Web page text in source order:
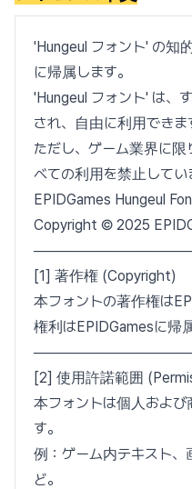
'Hungeul フォント' の知
に帰属します。
'Hungeul フォント' は、
され、自由に利用できま
ただし、ゲーム業界に
べての利用を禁止してい
EPIDGames Hungeul
Copyright © 2025
[1] 著作権 (Copyright)
本フォントの著作権は
権利はEPIDGamesに帰
[2] 使用許諾範囲
本フォントは個人およ
す。
例：ゲーム内テキスト
ど。